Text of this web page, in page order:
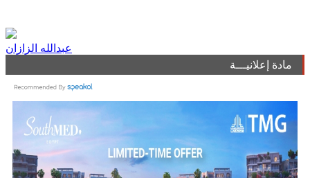
عبدالله الزازان
مادة إعلانيـــة